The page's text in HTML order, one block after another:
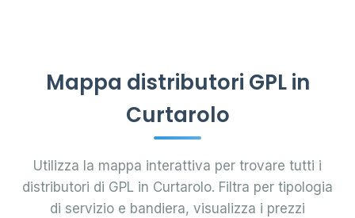
Mappa distributori GPL in
Curtarolo
Utilizza la mappa interattiva per trovare tutti i
distributori di GPL in Curtarolo. Filtra per tipologia
di servizio e bandiera, visualizza i prezzi